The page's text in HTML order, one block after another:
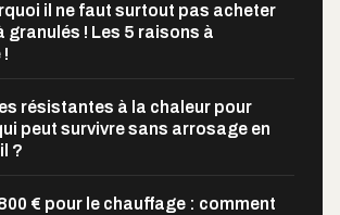
il ne faut surtout pas acheter
granulés ! Les 5 raisons à
résistantes à la chaleur pour
peut survivre sans arrosage en
?
€ pour le chauffage : comment